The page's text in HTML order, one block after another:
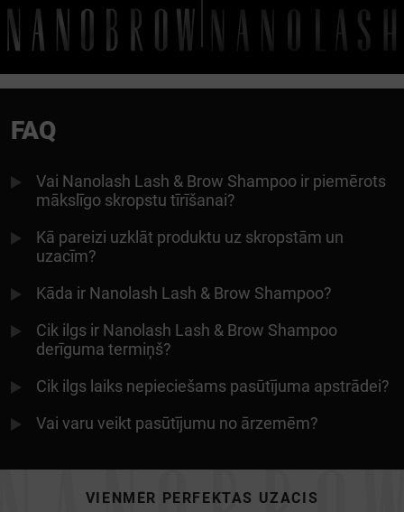
FAQ
Vai Nanolash Lash & Brow Shampoo ir piemērots
mākslīgo skropstu tīrīšanai?
Kā pareizi uzklāt produktu uz skropstām un
uzacīm?
Kāda ir Nanolash Lash & Brow Shampoo?
Cik ilgs ir Nanolash Lash & Brow Shampoo
derīguma termiņš?
Cik ilgs laiks nepieciešams pasūtījuma apstrādei?
Vai varu veikt pasūtījumu no ārzemēm?
VIENMĒR PERFEKTAS UZACIS